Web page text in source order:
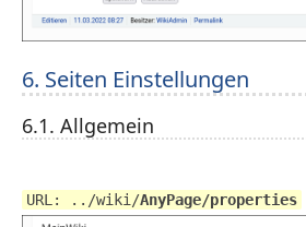
6. Seiten Einstellungen
6.1. Allgemein
URL: ../wiki/AnyPage/properties